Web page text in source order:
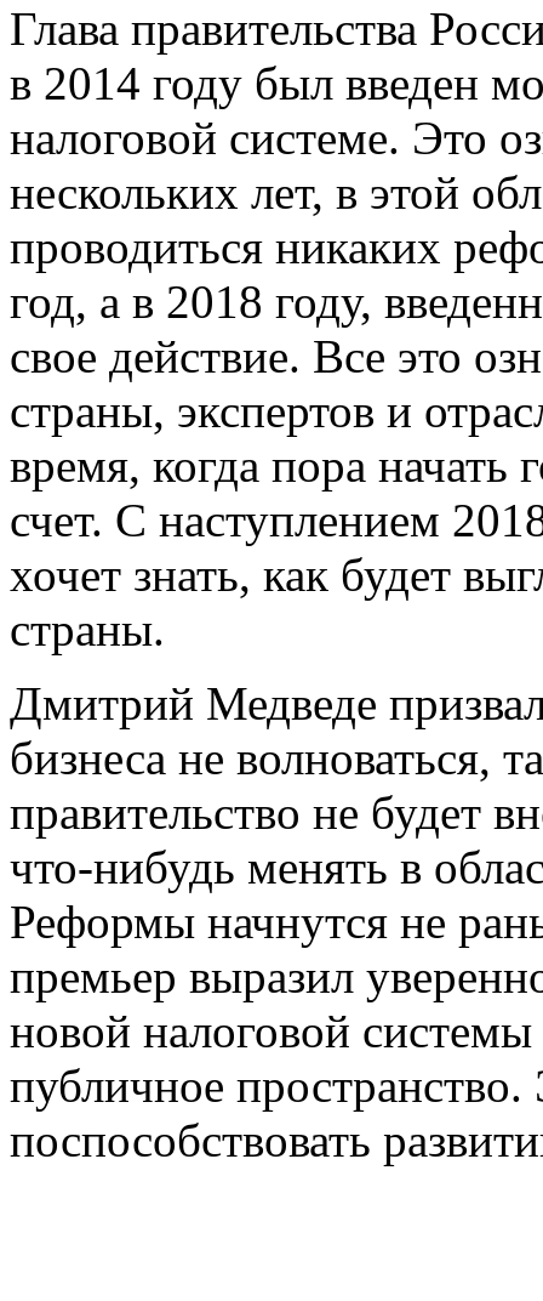
Глава правительства
в 2014 году был введен
налоговой системе. Это
нескольких лет, в этой
проводиться никаких
год, а в 2018 году,
свое действие. Все это
страны, экспертов и
время, когда пора начать
счет. С наступлением
хочет знать, как будет
страны.
Дмитрий Медведе
бизнеса не волноваться,
правительство не будет
что-нибудь менять в
Реформы начнутся не
премьер выразил
новой налоговой
публичное
поспособствовать